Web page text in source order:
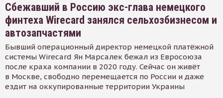
Сбежавший в Россию экс-глава немецкого
финтеха Wirecard занялся сельхозбизнесом и
автозапчастями
Бывший операционный директор немецкой платёжной
системы Wirecard Ян Марсалек бежал из Евросоюза
после краха компании в 2020 году. Сейчас он живёт
в Москве, свободно перемещается по России и даже
ездит на оккупированные территории Украины